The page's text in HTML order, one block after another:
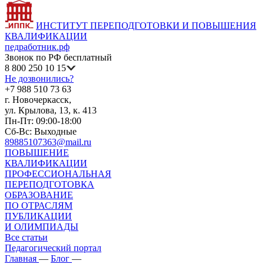
ИНСТИТУТ ПЕРЕПОДГОТОВКИ И ПОВЫШЕНИЯ
КВАЛИФИКАЦИИ
педработник.рф
Звонок по РФ бесплатный
8 800 250 10 15
Не дозвонились?
+7 988 510 73 63
г. Новочеркасск,
ул. Крылова, 13, к. 413
Пн-Пт: 09:00-18:00
Сб-Вс: Выходные
89885107363@mail.ru
ПОВЫШЕНИЕ
КВАЛИФИКАЦИИ
ПРОФЕССИОНАЛЬНАЯ
ПЕРЕПОДГОТОВКА
ОБРАЗОВАНИЕ
ПО ОТРАСЛЯМ
ПУБЛИКАЦИИ
И ОЛИМПИАДЫ
Все статьи
Педагогический портал
Главная — Блог —